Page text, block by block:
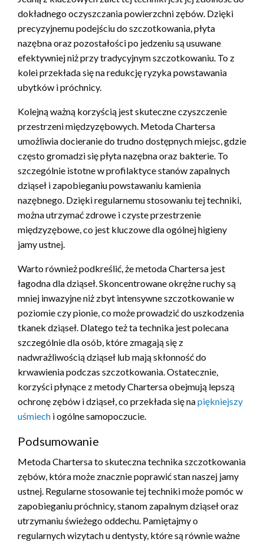
dokładnego oczyszczania powierzchni zębów. Dzięki
precyzyjnemu podejściu do szczotkowania, płyta
nazębna oraz pozostałości po jedzeniu są usuwane
efektywniej niż przy tradycyjnym szczotkowaniu. To z
kolei przekłada się na redukcję ryzyka powstawania
ubytków i próchnicy.
Kolejną ważną korzyścią jest skuteczne czyszczenie
przestrzeni międzyzębowych. Metoda Chartersa
umożliwia docieranie do trudno dostępnych miejsc, gdzie
często gromadzi się płyta nazębna oraz bakterie. To
szczególnie istotne w profilaktyce stanów zapalnych
dziąseł i zapobieganiu powstawaniu kamienia
nazębnego. Dzięki regularnemu stosowaniu tej techniki,
można utrzymać zdrowe i czyste przestrzenie
międzyzębowe, co jest kluczowe dla ogólnej higieny
jamy ustnej.
Warto również podkreślić, że metoda Chartersa jest
łagodna dla dziąseł. Skoncentrowane okrężne ruchy są
mniej inwazyjne niż zbyt intensywne szczotkowanie w
poziomie czy pionie, co może prowadzić do uszkodzenia
tkanek dziąseł. Dlatego też ta technika jest polecana
szczególnie dla osób, które zmagają się z
nadwrażliwością dziąseł lub mają skłonność do
krwawienia podczas szczotkowania. Ostatecznie,
korzyści płynące z metody Chartersa obejmują lepszą
ochronę zębów i dziąseł, co przekłada się napiękniejszy
uśmiech i ogólne samopoczucie.
Podsumowanie
Metoda Chartersa to skuteczna technika szczotkowania
zębów, która może znacznie poprawić stan naszej jamy
ustnej. Regularne stosowanie tej techniki może pomóc w
zapobieganiu próchnicy, stanom zapalnym dziąseł oraz
utrzymaniu świeżego oddechu. Pamiętajmy o
regularnych wizytach u dentysty, które są równie ważne